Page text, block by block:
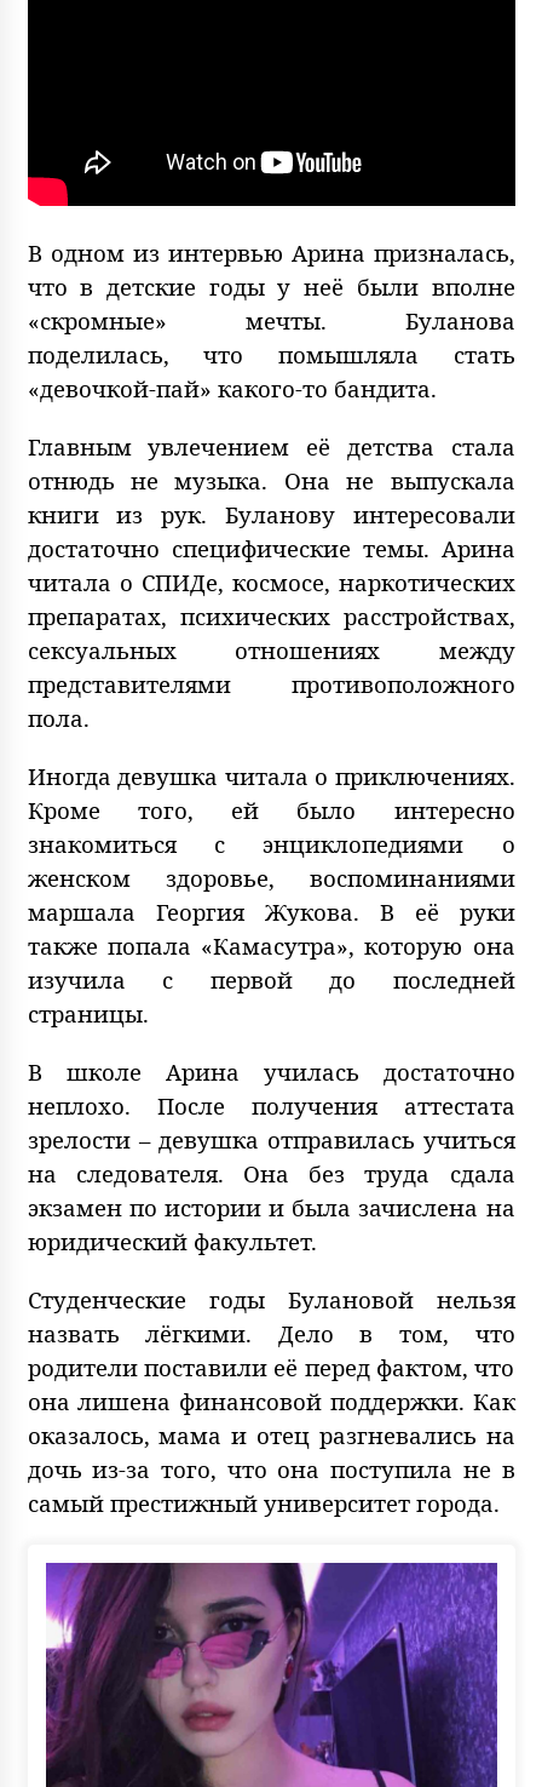
В одном из интервью Арина призналась,
что в детские годы у неё были вполне
«скромные» мечты. Буланова
поделилась, что помышляла стать
«девочкой-пай» какого-то бандита.
Главным увлечением её детства стала
отнюдь не музыка. Она не выпускала
книги из рук. Буланову интересовали
достаточно специфические темы. Арина
читала о СПИДе, космосе, наркотических
препаратах, психических расстройствах,
сексуальных отношениях между
представителями противоположного
пола.
Иногда девушка читала о приключениях.
Кроме того, ей было интересно
знакомиться с энциклопедиями о
женском здоровье, воспоминаниями
маршала Георгия Жукова. В её руки
также попала «Камасутра», которую она
изучила с первой до последней
страницы.
В школе Арина училась достаточно
неплохо. После получения аттестата
зрелости – девушка отправилась учиться
на следователя. Она без труда сдала
экзамен по истории и была зачислена на
юридический факультет.
Студенческие годы Булановой нельзя
назвать лёгкими. Дело в том, что
родители поставили её перед фактом, что
она лишена финансовой поддержки. Как
оказалось, мама и отец разгневались на
дочь из-за того, что она поступила не в
самый престижный университет города.